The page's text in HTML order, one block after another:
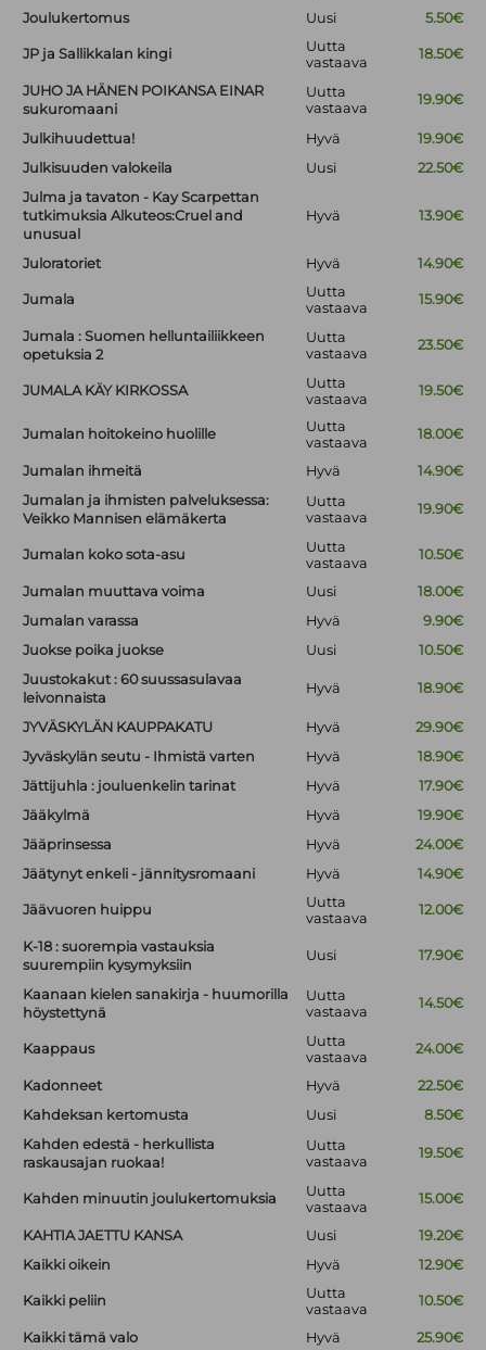
Joulukertomus
Uusi 5.50€
JP ja Sallikkalan kingi
Uutta
vastaava
18.50€
JUHO JA HÄNEN POIKANSA EINAR
sukuromaani
Uutta
vastaava
19.90€
Julkihuudettua! Hyvä
19.90€
Julkisuuden valokeila
Uusi
22.50€
Julma ja tavaton - Kay Scarpettan
tutkimuksia Alkuteos:Cruel and
unusual
Hyvä 13.90€
Juloratoriet Hyvä 14.90€
Jumala
Uutta
vastaava
15.90€
Jumala : Suomen helluntailiikkeen
opetuksia 2
Uutta
vastaava
23.50€
JUMALA KÄY KIRKOSSA
Uutta
vastaava
19.50€
Jumalan hoitokeino huolille
Uutta
vastaava
18.00€
Jumalan ihmeitä Hyvä
14.90€
Jumalan ja ihmisten palveluksessa:
Veikko Mannisen elämäkerta
Uutta
vastaava
19.90€
Jumalan koko sota-asu
Uutta
vastaava
10.50€
Jumalan muuttava voima Uusi
18.00€
Jumalan varassa
Hyvä
9.90€
Juokse poika juokse
Uusi
10.50€
Juustokakut : 60 suussasulavaa
leivonnaista
Hyvä 18.90€
JYVÄSKYLÄN KAUPPAKATU Hyvä
29.90€
Jyväskylän seutu - Ihmistä varten
Hyvä
18.90€
Jättijuhla : jouluenkelin tarinat
Hyvä
17.90€
Jääkylmä
Hyvä
19.90€
Jääprinsessa
Hyvä
24.00€
Jäätynyt enkeli - jännitysromaani
Hyvä 14.90€
Jäävuoren huippu
Uutta
vastaava
12.00€
K-18 : suorempia vastauksia
suurempiin kysymyksiin
Uusi 17.90€
Kaanaan kielen sanakirja - huumorilla
höystettynä
Uutta
vastaava
14.50€
Kaappaus
Uutta
vastaava
24.00€
Kadonneet Hyvä
22.50€
Kahdeksan kertomusta
Uusi
8.50€
Kahden edestä - herkullista
raskausajan ruokaa!
Uutta
vastaava
19.50€
Kahden minuutin joulukertomuksia
Uutta
vastaava
15.00€
KAHTIA JAETTU KANSA Uusi
19.20€
Kaikki oikein
Hyvä 12.90€
Kaikki peliin
Uutta
vastaava
10.50€
Kaikki tämä valo Hyvä 25.90€